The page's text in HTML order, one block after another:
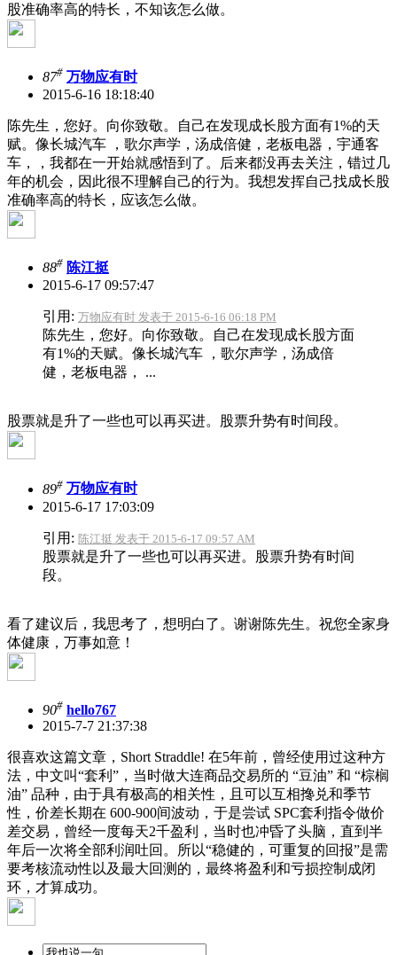
股准确率高的特长，不知该怎么做。
87# 万物应有时
2015-6-16 18:18:40
陈先生，您好。向你致敬。自己在发现成长股方面有1%的天
赋。像长城汽车 ，歌尔声学，汤成倍健，老板电器，宇通客
车，，我都在一开始就感悟到了。后来都没再去关注，错过几
年的机会，因此很不理解自己的行为。我想发挥自己找成长股
准确率高的特长，应该怎么做。
88# 陈江挺
2015-6-17 09:57:47
引用: 万物应有时 发表于 2015-6-16 06:18 PM
陈先生，您好。向你致敬。自己在发现成长股方面
有1%的天赋。像长城汽车 ，歌尔声学，汤成倍
健，老板电器， ...
股票就是升了一些也可以再买进。股票升势有时间段。
89# 万物应有时
2015-6-17 17:03:09
引用: 陈江挺 发表于 2015-6-17 09:57 AM
股票就是升了一些也可以再买进。股票升势有时间
段。
看了建议后，我思考了，想明白了。谢谢陈先生。祝您全家身
体健康，万事如意！
90# hello767
2015-7-7 21:37:38
很喜欢这篇文章，Short Straddle! 在5年前，曾经使用过这种方
法，中文叫“套利”，当时做大连商品交易所的 “豆油” 和 “棕榈
油” 品种，由于具有极高的相关性，且可以互相搀兑和季节
性，价差长期在 600-900间波动，于是尝试 SPC套利指令做价
差交易，曾经一度每天2千盈利，当时也冲昏了头脑，直到半
年后一次将全部利润吐回。所以“稳健的，可重复的回报”是需
要考核流动性以及最大回测的，最终将盈利和亏损控制成闭
环，才算成功。